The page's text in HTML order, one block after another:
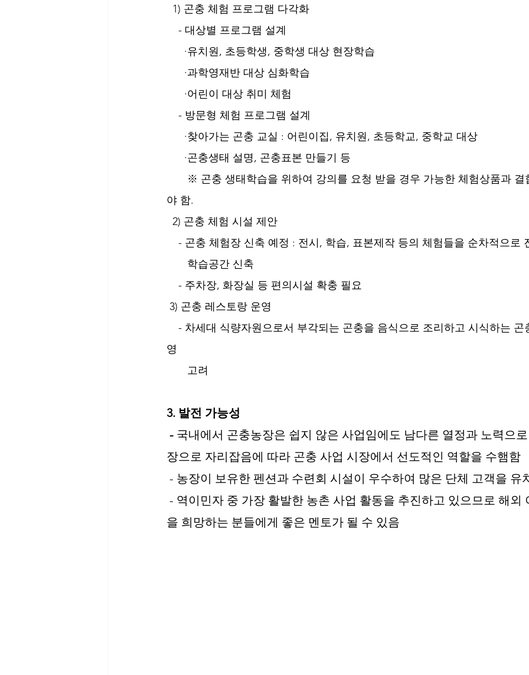
  1) 곤충 체험 프로그램 다각화
    - 대상별 프로그램 설계
      ·유치원, 초등학생, 중학생 대상 현장학습
      ·과학영재반 대상 심화학습
      ·어린이 대상 취미 체험
    - 방문형 체험 프로그램 설계
      ·찾아가는 곤충 교실 : 어린이집, 유치원, 초등학교, 중학교 대상
      ·곤충생태 설명, 곤충표본 만들기 등
야 함.
  2) 곤충 체험 시설 제안
- 곤충 체험장 신축 예정 : 전시, 학습, 표본제작 등의 체험들을 순차적으로
       학습공간 신축
    - 주차장, 화장실 등 편의시설 확충 필요
3) 곤충 레스토랑 운영
영
       고려
3. 발전 가능성
- 국내에서 곤충농장은 쉽지 않은 사업임에도 남다른 열정과 노력으
장으로 자리잡음에 따라 곤충 사업 시장에서 선도적인 역할을 수햄함
- 농장이 보유한 펜션과 수련회 시설이 우수하여 많은 단체 고객을 유
을 희망하는 분들에게 좋은 멘토가 될 수 있음